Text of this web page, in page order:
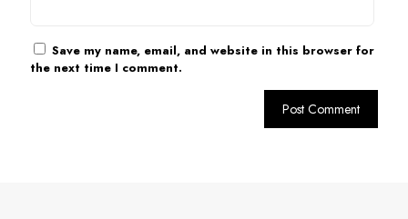
Save my name, email, and website in this browser for
the next time I comment.